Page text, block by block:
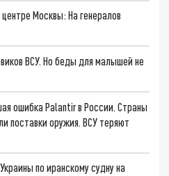
Москвы: На генералов
ВСУ. Но беды для малышей не
ошибка Palantir в России. Страны
поставки оружия. ВСУ теряют
по иранскому судну на